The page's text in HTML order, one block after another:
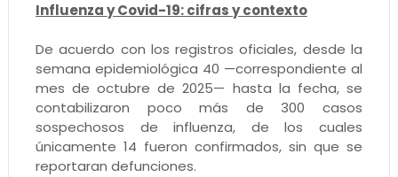
Influenza y Covid-19: cifras y contexto
De acuerdo con los registros oficiales, desde la
semana epidemiológica 40 —correspondiente al
mes de octubre de 2025— hasta la fecha, se
contabilizaron poco más de 300 casos
sospechosos de influenza, de los cuales
únicamente 14 fueron confirmados, sin que se
reportaran defunciones.